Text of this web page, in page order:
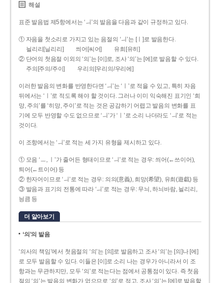
해설
표준 발음법 제5항에서는 ‘ㅢ’의 발음을 다음과 같이 규정하고 있다.
① 자음을 첫소리로 가지고 있는 음절의 ‘ㅢ’는 [ㅣ]로 발음한다.
늴리리[닐리리]
씌어[씨어]
유희[유히]
② 단어의 첫음절 이외의 ‘의’는 [이]로, 조사 ‘의’는 [에]로 발음할 수 있다.
주의[주의/주이]
우리의[우리의/우리에]
이러한 발음의 변화를 반영한다면 ‘ㅢ’는 ‘ㅣ’로 적을 수 있고, 특히 자음
뒤에서는 ‘ㅣ’로 적도록 해야 할 것이다. 그러나 이미 익숙해진 표기인 ‘희
망, 주의’를 ‘히망, 주이’로 적는 것은 공감하기 어렵고 발음의 변화를 표
기에 모두 반영할 수도 없으므로 ‘ㅢ’가 ‘ㅣ’로 소리 나더라도 ‘ㅢ’로 적는
것이다.
이 조항에서는 ‘ㅢ’로 적는 세 가지 유형을 제시하고 있다.
① 모음 ‘ㅡ, ㅣ’가 줄어든 형태이므로 ‘ㅢ’로 적는 경우: 씌어(←쓰이어),
틔어(←트이어) 등
② 한자어이므로 ‘ㅢ’로 적는 경우: 의의(意義), 희망(希望), 유희(遊戱) 등
③ 발음과 표기의 전통에 따라 ‘ㅢ’로 적는 경우: 무늬, 하늬바람, 늴리리,
닁큼 등
더 알아보기
‘의’의 발음
‘의사의 책임’에서 첫음절의 ‘의’는 [의]로 발음하고 조사 ‘의’는 [의]나 [에]
로 모두 발음할 수 있다. 이들은 [이]로 소리 나는 경우가 아니라서 이 조
항과는 무관하지만, 모두 ‘의’로 적는다는 점에서 공통점이 있다. 즉 첫음
절의 ‘의’는 발음의 변화가 없으므로 ‘의’로 적고, 조사 ‘의’는 [에]로 발음할